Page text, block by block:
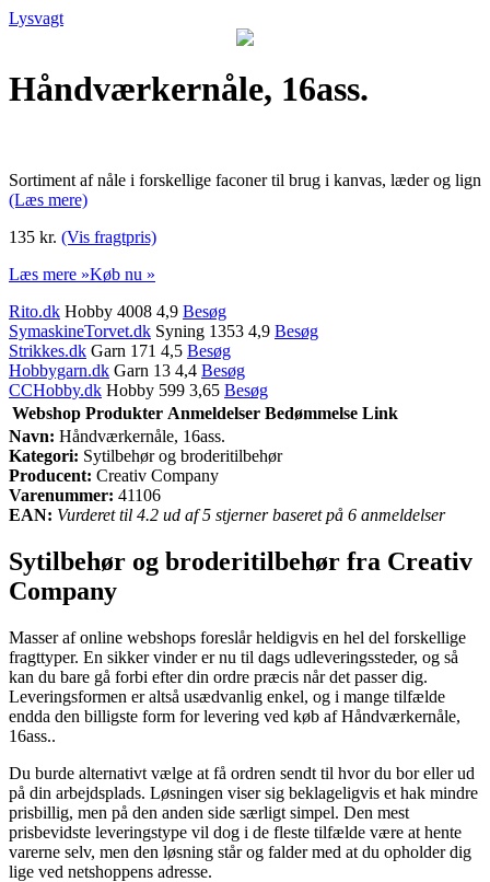
Lysvagt
Håndværkernåle, 16ass.
Sortiment af nåle i forskellige faconer til brug i kanvas, læder og lign
(Læs mere)
135 kr. (Vis fragtpris)
Læs mere »Køb nu »
Rito.dk Hobby 4008 4,9 Besøg
SymaskineTorvet.dk Syning 1353 4,9 Besøg
Strikkes.dk Garn 171 4,5 Besøg
Hobbygarn.dk Garn 13 4,4 Besøg
CCHobby.dk Hobby 599 3,65 Besøg
Webshop Produkter Anmeldelser Bedømmelse Link
Navn: Håndværkernåle, 16ass.
Kategori: Sytilbehør og broderitilbehør
Producent: Creativ Company
Varenummer: 41106
EAN: Vurderet til 4.2 ud af 5 stjerner baseret på 6 anmeldelser
Sytilbehør og broderitilbehør fra Creativ
Company
Masser af online webshops foreslår heldigvis en hel del forskellige
fragttyper. En sikker vinder er nu til dags udleveringssteder, og så
kan du bare gå forbi efter din ordre præcis når det passer dig.
Leveringsformen er altså usædvanlig enkel, og i mange tilfælde
endda den billigste form for levering ved køb af Håndværkernåle,
16ass..
Du burde alternativt vælge at få ordren sendt til hvor du bor eller ud
på din arbejdsplads. Løsningen viser sig beklageligvis et hak mindre
prisbillig, men på den anden side særligt simpel. Den mest
prisbevidste leveringstype vil dog i de fleste tilfælde være at hente
varerne selv, men den løsning står og falder med at du opholder dig
lige ved netshoppens adresse.